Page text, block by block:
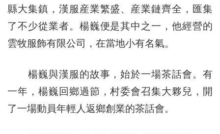
縣大集鎮，漢服産業繁盛、産業鏈齊全，匯集
了不少從業者。楊巍便是其中之一，他經營的
雲牧服飾有限公司，在當地小有名氣。
楊巍與漢服的故事，始於一場茶話會。有
一年，楊巍回鄉過節，村委會召集大夥兒，開
了一場動員年輕人返鄉創業的茶話會。